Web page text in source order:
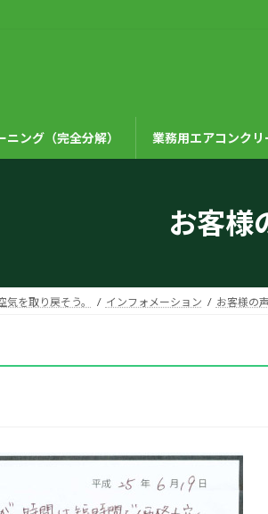
ニング（完全分解） 業務用エアコンクリ
お客様
を取り戻そう。 インフォメーション お客様の声